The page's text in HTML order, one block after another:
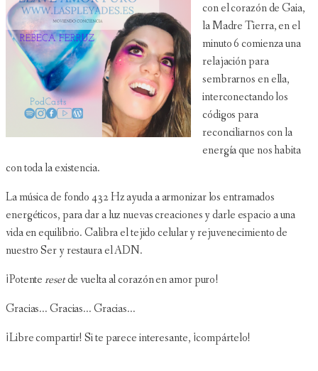
con el corazón de Gaia,
la Madre Tierra, en el
minuto 6 comienza una
relajación para
sembrarnos en ella,
interconectando los
códigos para
reconciliarnos con la
energía que nos habita
con toda la existencia.
La música de fondo 432 Hz ayuda a armonizar los entramados
energéticos, para dar a luz nuevas creaciones y darle espacio a una
vida en equilibrio. Calibra el tejido celular y rejuvenecimiento de
nuestro Ser y restaura el ADN.
¡Potenteresetde vuelta al corazón en amor puro!
Gracias... Gracias... Gracias...
¡Libre compartir! Si te parece interesante, ¡compártelo!